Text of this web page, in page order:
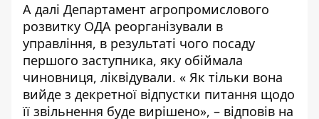
А далі Департамент агропромислового
розвитку ОДА реорганізували в
управління, в результаті чого посаду
першого заступника, яку обіймала
чиновниця, ліквідували. « Як тільки вона
вийде з декретної відпустки питання щодо
її звільнення буде вирішено», – відповів на